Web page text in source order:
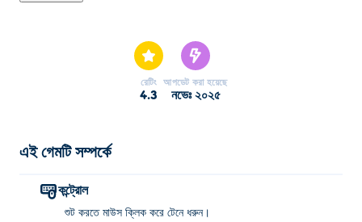
রেটিং
4.3
আপডেট করা হয়েছে
নভেঃ ২০২৫
এই গেমটি সম্পর্কে
কন্ট্রোল
শুট করতে মাউস ক্লিক করে টেনে ধরুন।